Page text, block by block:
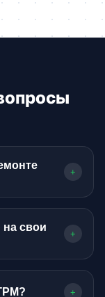
+
Вы можете
соблюдении
наблюдать
на свои
+
работ
+